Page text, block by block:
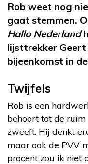
Rob weet nog
gaat stemmen.
Hallo Nederland
lijsttrekker Geert
bijeenkomst in
Twijfels
Rob is een
behoort tot de
zweeft. Hij denkt
maar ook de PVV
procent zou ik niet